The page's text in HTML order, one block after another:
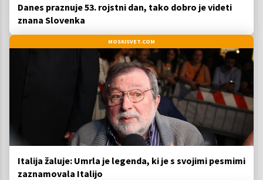
Danes praznuje 53. rojstni dan, tako dobro je videti
znana Slovenka
MOSKISVET.COM
Italija žaluje: Umrla je legenda, ki je s svojimi pesmimi
zaznamovala Italijo